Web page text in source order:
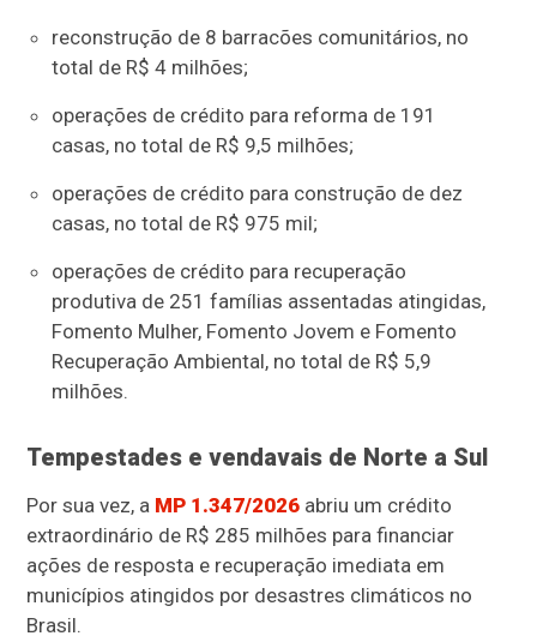
reconstrução de 8 barracões comunitários, no
total de R$ 4 milhões;
operações de crédito para reforma de 191
casas, no total de R$ 9,5 milhões;
operações de crédito para construção de dez
casas, no total de R$ 975 mil;
operações de crédito para recuperação
produtiva de 251 famílias assentadas atingidas,
Fomento Mulher, Fomento Jovem e Fomento
Recuperação Ambiental, no total de R$ 5,9
milhões.
Tempestades e vendavais de Norte a Sul
Por sua vez, a MP 1.347/2026 abriu um crédito
extraordinário de R$ 285 milhões para financiar
ações de resposta e recuperação imediata em
municípios atingidos por desastres climáticos no
Brasil.